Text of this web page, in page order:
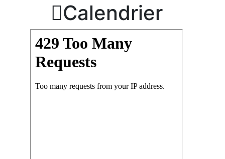
Calendrier